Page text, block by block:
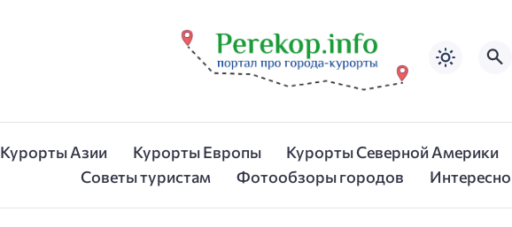
Курорты Азии Курорты Европы Курорты Северной Америки
Советы туристам
Фотообзоры городов Интересно